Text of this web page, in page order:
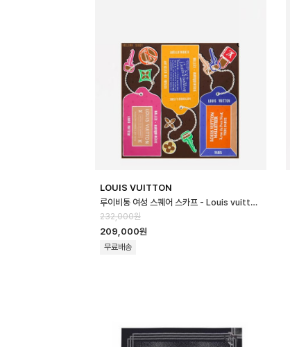
LOUIS VUITTON
루이비통 여성 스퀘어 스카프 - Louis vuitton Womens Square Scar…
232,000원
209,000원
무료배송